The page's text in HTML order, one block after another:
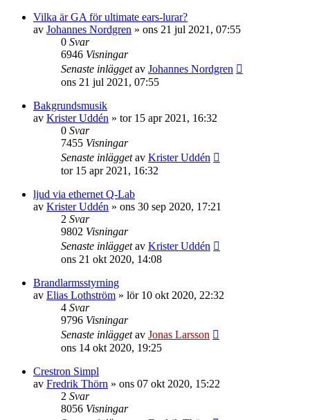
Vilka är GA för ultimate ears-lurar?
av Johannes Nordgren » ons 21 jul 2021, 07:55
0 Svar
6946 Visningar
Senaste inläggetav Johannes Nordgren
ons 21 jul 2021, 07:55
Bakgrundsmusik
av Krister Uddén » tor 15 apr 2021, 16:32
0 Svar
7455 Visningar
Senaste inläggetav Krister Uddén
tor 15 apr 2021, 16:32
ljud via ethernet Q-Lab
av Krister Uddén » ons 30 sep 2020, 17:21
2 Svar
9802 Visningar
Senaste inläggetav Krister Uddén
ons 21 okt 2020, 14:08
Brandlarmsstyrning
av Elias Lothström » lör 10 okt 2020, 22:32
4 Svar
9796 Visningar
Senaste inläggetav Jonas Larsson
ons 14 okt 2020, 19:25
Crestron Simpl
av Fredrik Thörn » ons 07 okt 2020, 15:22
2 Svar
8056 Visningar